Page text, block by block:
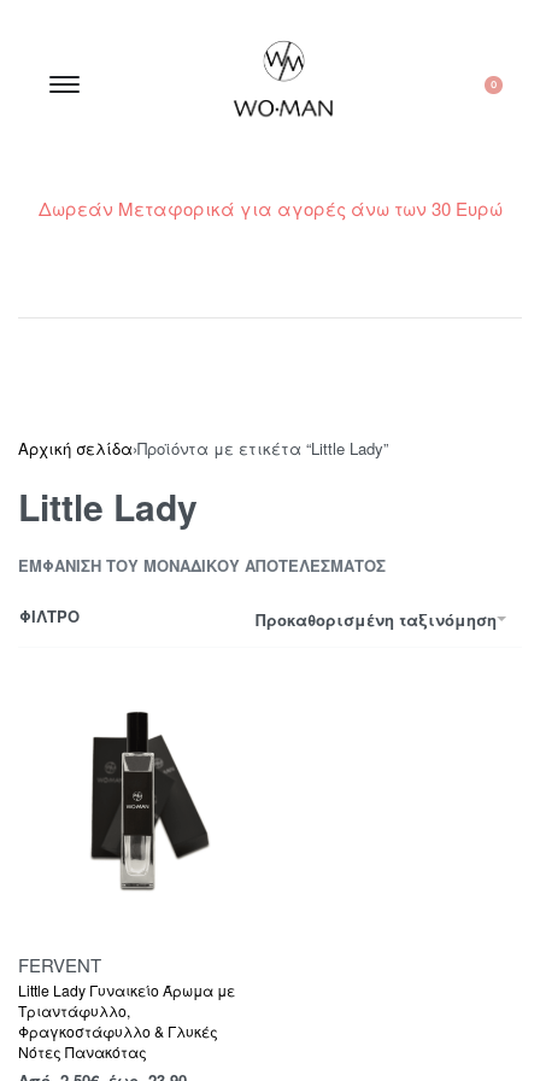
0
Δωρεάν Μεταφορικά για αγορές άνω των 30 Ευρώ
Αρχική σελίδα›Προϊόντα με ετικέτα “Little Lady”
Little Lady
ΕΜΦΆΝΙΣΗ ΤΟΥ ΜΟΝΑΔΙΚΟΎ ΑΠΟΤΕΛΈΣΜΑΤΟΣ
Προκαθορισμένη ταξινόμηση
ΦΙΛΤΡΟ
FERVENT
Little Lady Γυναικείο Άρωμα με
Τριαντάφυλλο,
Φραγκοστάφυλλο & Γλυκές
Νότες Πανακότας